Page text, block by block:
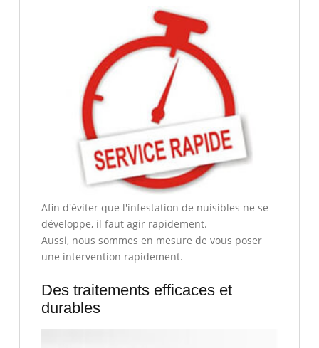
Afin d'éviter que l'infestation de nuisibles ne se
développe, il faut agir rapidement.
Aussi, nous sommes en mesure de vous poser
une intervention rapidement.
Des traitements efficaces et
durables